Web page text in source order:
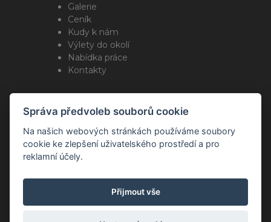
Galerie
Ceník
Kudy k nám
Výlety do okolí
Nabídka práce
Kontakty
Spaneco
Správa předvoleb souborů cookie
Na našich webových stránkách používáme soubory
cookie ke zlepšení uživatelského prostředí a pro
reklamní účely.
Přijmout vše